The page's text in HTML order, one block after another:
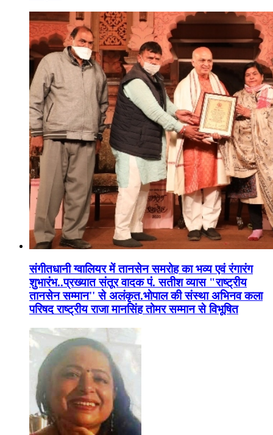
संगीतधानी ग्वालियर में तानसेन समरोह का भव्य एवं रंगारंग
शुभारंभ..प्रख्यात संतूर वादक पं. सतीश व्यास "राष्ट्रीय
तानसेन सम्मान'' से अलंकृत.भोपाल की संस्था अभिनव कला
परिषद राष्ट्रीय राजा मानसिंह तोमर सम्मान से विभूषित